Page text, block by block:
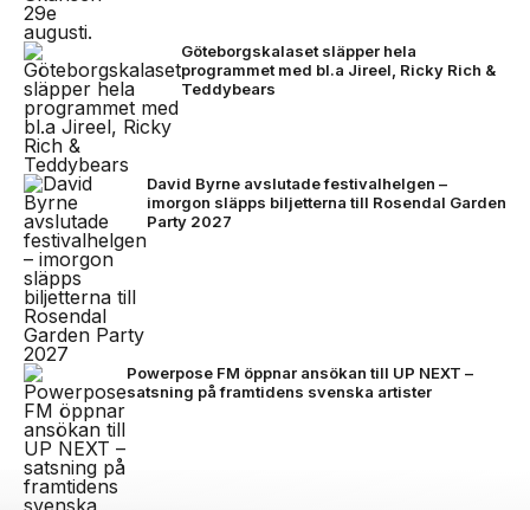
Göteborgskalaset släpper hela
programmet med bl.a Jireel, Ricky Rich &
Teddybears
David Byrne avslutade festivalhelgen –
imorgon släpps biljetterna till Rosendal Garden
Party 2027
Powerpose FM öppnar ansökan till UP NEXT –
satsning på framtidens svenska artister